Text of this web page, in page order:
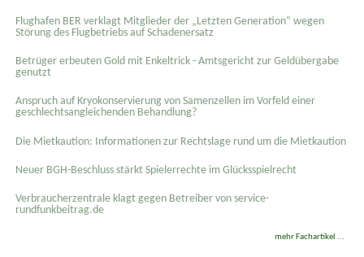
Flughafen BER verklagt Mitglieder der „Letzten Generation“ wegen
Störung des Flugbetriebs auf Schadenersatz
Betrüger erbeuten Gold mit Enkeltrick - Amtsgericht zur Geldübergabe
genutzt
Anspruch auf Kryokonservierung von Samenzellen im Vorfeld einer
geschlechtsangleichenden Behandlung?
Die Mietkaution: Informationen zur Rechtslage rund um die Mietkaution
Neuer BGH-Beschluss stärkt Spielerrechte im Glücksspielrecht
Verbraucherzentrale klagt gegen Betreiber von service-
rundfunkbeitrag.de
mehr Fachartikel ...